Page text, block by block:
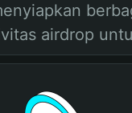
airdrop